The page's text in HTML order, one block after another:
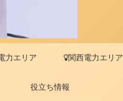
力エリア 関西電力エリア
役立ち情報